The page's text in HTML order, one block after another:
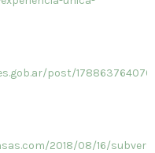
post/178863764070/
2018/08/16/